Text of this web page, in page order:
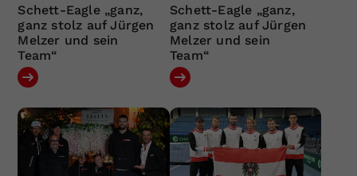
Schett-Eagle „ganz,
ganz stolz auf Jürgen
Melzer und sein
Team“
Schett-Eagle „ganz,
ganz stolz auf Jürgen
Melzer und sein
Team“